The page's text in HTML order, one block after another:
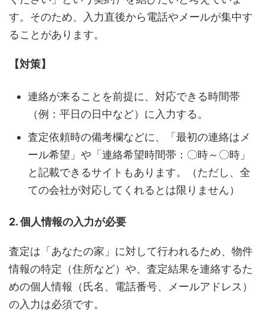
す。そのため、入力直後から電話やメールが集中す
ることがあります。
【対策】
連絡が来ることを前提に、対応できる時間帯
（例：平日の日中など）に入力する。
査定依頼時の備考欄などに、「最初の連絡はメ
ール希望」や「連絡希望時間帯：〇時～〇時」
と記載できるサイトもあります。（ただし、全
ての会社が対応してくれるとは限りません）
2. 個人情報の入力が必要
査定は「あなたの家」に対して行われるため、物件
情報の特定（住所など）や、査定結果を連絡するた
めの個人情報（氏名、電話番号、メールアドレス）
の入力は必須です。